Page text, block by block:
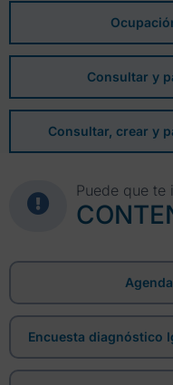
Consultar y
Consultar, crear y
Puede que te
Encuesta diagnóstico